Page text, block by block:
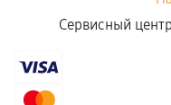
Сервисный